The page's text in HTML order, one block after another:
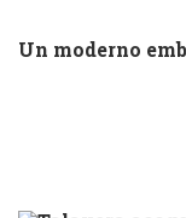
Un moderno